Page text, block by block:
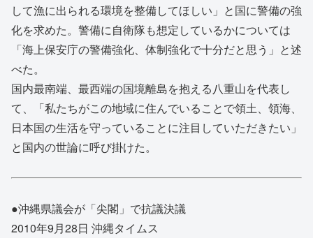
して漁に出られる環境を整備してほしい」と国に警備の強
化を求めた。警備に自衛隊も想定しているかについては
「海上保安庁の警備強化、体制強化で十分だと思う」と述
べた。
国内最南端、最西端の国境離島を抱える八重山を代表し
て、「私たちがこの地域に住んでいることで領土、領海、
日本国の生活を守っていることに注目していただきたい」
と国内の世論に呼び掛けた。
●沖縄県議会が「尖閣」で抗議決議
2010年9月28日 沖縄タイムス